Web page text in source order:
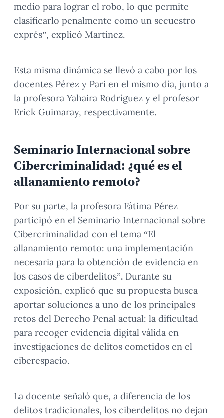
medio para lograr el robo, lo que permite
clasificarlo penalmente como un secuestro
exprés”, explicó Martínez.
Esta misma dinámica se llevó a cabo por los
docentes Pérez y Pari en el mismo día, junto a
la profesora Yahaira Rodríguez y el profesor
Erick Guimaray, respectivamente.
Seminario Internacional sobre
Cibercriminalidad: ¿qué es el
allanamiento remoto?
Por su parte, la profesora Fátima Pérez
participó en el Seminario Internacional sobre
Cibercriminalidad con el tema “El
allanamiento remoto: una implementación
necesaria para la obtención de evidencia en
los casos de ciberdelitos”. Durante su
exposición, explicó que su propuesta busca
aportar soluciones a uno de los principales
retos del Derecho Penal actual: la dificultad
para recoger evidencia digital válida en
investigaciones de delitos cometidos en el
ciberespacio.
La docente señaló que, a diferencia de los
delitos tradicionales, los ciberdelitos no dejan